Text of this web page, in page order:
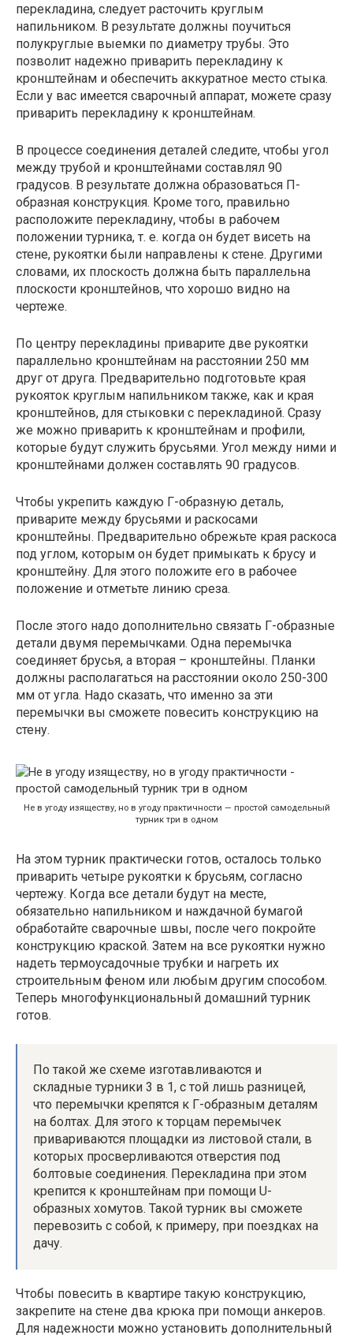
перекладина, следует расточить круглым
напильником. В результате должны поучиться
полукруглые выемки по диаметру трубы. Это
позволит надежно приварить перекладину к
кронштейнам и обеспечить аккуратное место стыка.
Если у вас имеется сварочный аппарат, можете сразу
приварить перекладину к кронштейнам.
В процессе соединения деталей следите, чтобы угол
между трубой и кронштейнами составлял 90
градусов. В результате должна образоваться П-
образная конструкция. Кроме того, правильно
расположите перекладину, чтобы в рабочем
положении турника, т. е. когда он будет висеть на
стене, рукоятки были направлены к стене. Другими
словами, их плоскость должна быть параллельна
плоскости кронштейнов, что хорошо видно на
чертеже.
По центру перекладины приварите две рукоятки
параллельно кронштейнам на расстоянии 250 мм
друг от друга. Предварительно подготовьте края
рукояток круглым напильником также, как и края
кронштейнов, для стыковки с перекладиной. Сразу
же можно приварить к кронштейнам и профили,
которые будут служить брусьями. Угол между ними и
кронштейнами должен составлять 90 градусов.
Чтобы укрепить каждую Г-образную деталь,
приварите между брусьями и раскосами
кронштейны. Предварительно обрежьте края раскоса
под углом, которым он будет примыкать к брусу и
кронштейну. Для этого положите его в рабочее
положение и отметьте линию среза.
После этого надо дополнительно связать Г-образные
детали двумя перемычками. Одна перемычка
соединяет брусья, а вторая – кронштейны. Планки
должны располагаться на расстоянии около 250-300
мм от угла. Надо сказать, что именно за эти
перемычки вы сможете повесить конструкцию на
стену.
Не в угоду изяществу, но в угоду практичности — простой самодельный
турник три в одном
На этом турник практически готов, осталось только
приварить четыре рукоятки к брусьям, согласно
чертежу. Когда все детали будут на месте,
обязательно напильником и наждачной бумагой
обработайте сварочные швы, после чего покройте
конструкцию краской. Затем на все рукоятки нужно
надеть термоусадочные трубки и нагреть их
строительным феном или любым другим способом.
Теперь многофункциональный домашний турник
готов.
По такой же схеме изготавливаются и
складные турники 3 в 1, с той лишь разницей,
что перемычки крепятся к Г-образным деталям
на болтах. Для этого к торцам перемычек
привариваются площадки из листовой стали, в
которых просверливаются отверстия под
болтовые соединения. Перекладина при этом
крепится к кронштейнам при помощи U-
образных хомутов. Такой турник вы сможете
перевозить с собой, к примеру, при поездках на
дачу.
Чтобы повесить в квартире такую конструкцию,
закрепите на стене два крюка при помощи анкеров.
Для надежности можно установить дополнительный